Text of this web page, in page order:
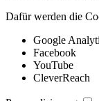
Dafür werden die
Google
Facebook
YouTube
CleverReach